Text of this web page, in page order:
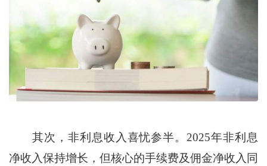
其次，非利息收入喜忧参半。2025年非利息
净收入保持增长，但核心的手续费及佣金净收入同